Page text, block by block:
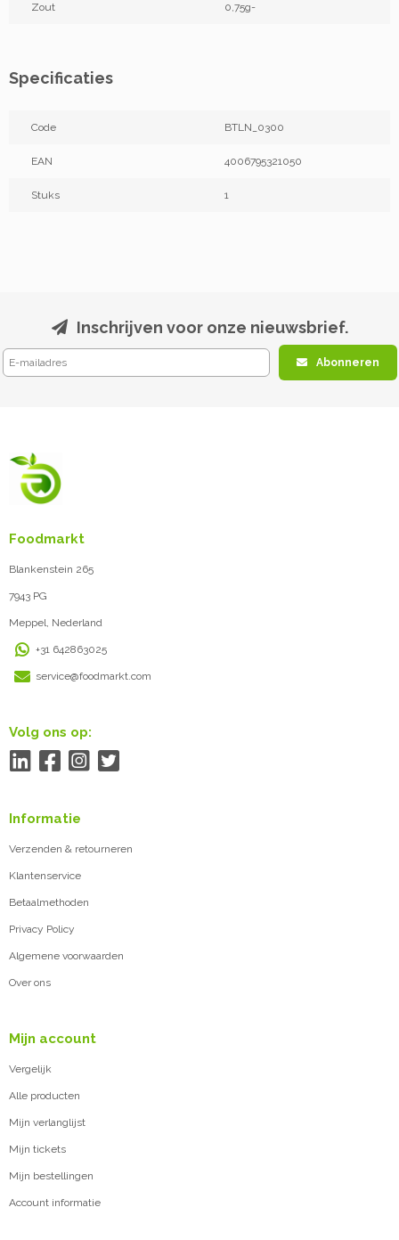
Zout 0,75g-
Specificaties
Code BTLN_0300
EAN 4006795321050
Stuks 1
Inschrijven voor onze nieuwsbrief.
Abonneren
Foodmarkt
Blankenstein 265
7943 PG
Meppel, Nederland
+31 642863025
service@foodmarkt.com
Volg ons op:
Informatie
Verzenden & retourneren
Klantenservice
Betaalmethoden
Privacy Policy
Algemene voorwaarden
Over ons
Mijn account
Vergelijk
Alle producten
Mijn verlanglijst
Mijn tickets
Mijn bestellingen
Account informatie